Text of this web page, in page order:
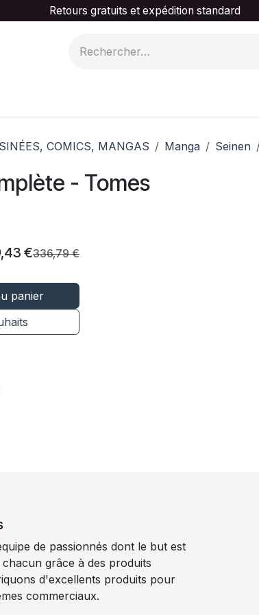
Retours gratuits et expédition standard
COMICS, MANGAS Manga Seinen
- Tomes
panier
€336,79€
de passionnés dont le but est
grâce à des produits
d'excellents produits pour
commerciaux.